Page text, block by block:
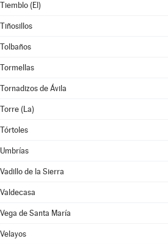
Tiemblo (El)
Tiñosillos
Tolbaños
Tormellas
Tornadizos de Ávila
Torre (La)
Tórtoles
Umbrías
Vadillo de la Sierra
Valdecasa
Vega de Santa María
Velayos